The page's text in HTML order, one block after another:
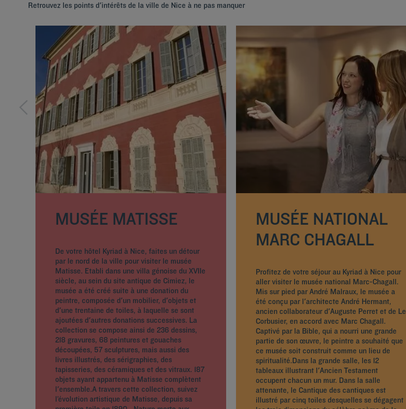
Retrouvez les points d'intérêts de la ville de Nice à ne pas manquer
MUSÉE MATISSE
De votre hôtel Kyriad à Nice, faites un détour
par le nord de la ville pour visiter le musée
Matisse. Etabli dans une villa génoise du XVIIe
siècle, au sein du site antique de Cimiez, le
musée a été créé suite à une donation du
peintre, composée d'un mobilier, d'objets et
d'une trentaine de toiles, à laquelle se sont
ajoutées d'autres donations successives. La
collection se compose ainsi de 236 dessins,
218 gravures, 68 peintures et gouaches
découpées, 57 sculptures, mais aussi des
livres illustrés, des sérigraphies, des
tapisseries, des céramiques et des vitraux. 187
objets ayant appartenu à Matisse complètent
l'ensemble.A travers cette collection, suivez
l’évolution artistique de Matisse, depuis sa
MUSÉE NATIONAL
MARC CHAGALL
Profitez de votre séjour au Kyriad à Nice pour
aller visiter le musée national Marc-Chagall.
Mis sur pied par André Malraux, le musée a
été conçu par l'architecte André Hermant,
ancien collaborateur d'Auguste Perret et de Le
Corbusier, en accord avec Marc Chagall.
Captivé par la Bible, qui a nourri une grande
partie de son œuvre, le peintre a souhaité que
ce musée soit construit comme un lieu de
spiritualité.Dans la grande salle, les 12
tableaux illustrant l'Ancien Testament
occupent chacun un mur. Dans la salle
attenante, le Cantique des cantiques est
illustré par cinq toiles desquelles se dégagent